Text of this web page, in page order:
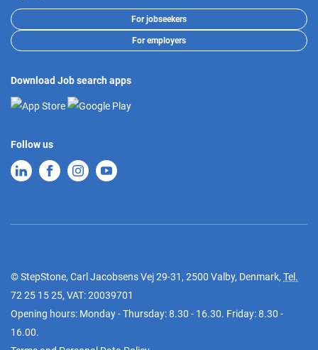
For jobseekers
For employers
Download Job search apps
Follow us
© StepStone, Carl Jacobsens Vej 29-31, 2500 Valby, Denmark, Tel.
72 25 15 25, VAT: 20039701
Opening hours: Monday - Thursday: 8.30 - 16.30. Friday: 8.30 -
16.00.